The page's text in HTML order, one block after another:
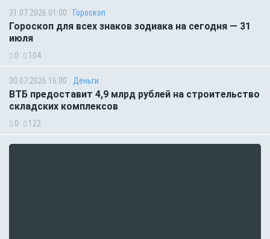
31.07.2026 01:00 Гороскоп
Гороскоп для всех знаков зодиака на сегодня — 31
июля
0 104
30.07.2026 16:00 Деньги
ВТБ предоставит 4,9 млрд рублей на строительство
складских комплексов
0 122